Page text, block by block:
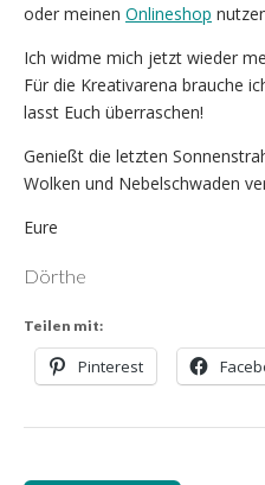
oder meinen Onlineshop
Ich widme mich jetzt wieder
Für die Kreativarena brauche
lasst Euch überraschen!
Genießt die letzten
Wolken und Nebelschwaden
Eure
Dörthe
Teilen mit:
Pinterest
Post